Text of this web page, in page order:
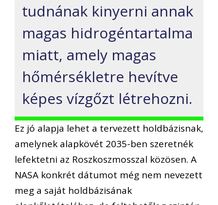
tudnának kinyerni annak
magas hidrogéntartalma
miatt, amely magas
hőmérsékletre hevítve
képes vízgőzt létrehozni.
Ez jó alapja lehet a tervezett holdbázisnak,
amelynek alapkövét 2035-ben szeretnék
lefektetni az Roszkoszmosszal közösen. A
NASA konkrét dátumot még nem nevezett
meg a saját holdbázisának